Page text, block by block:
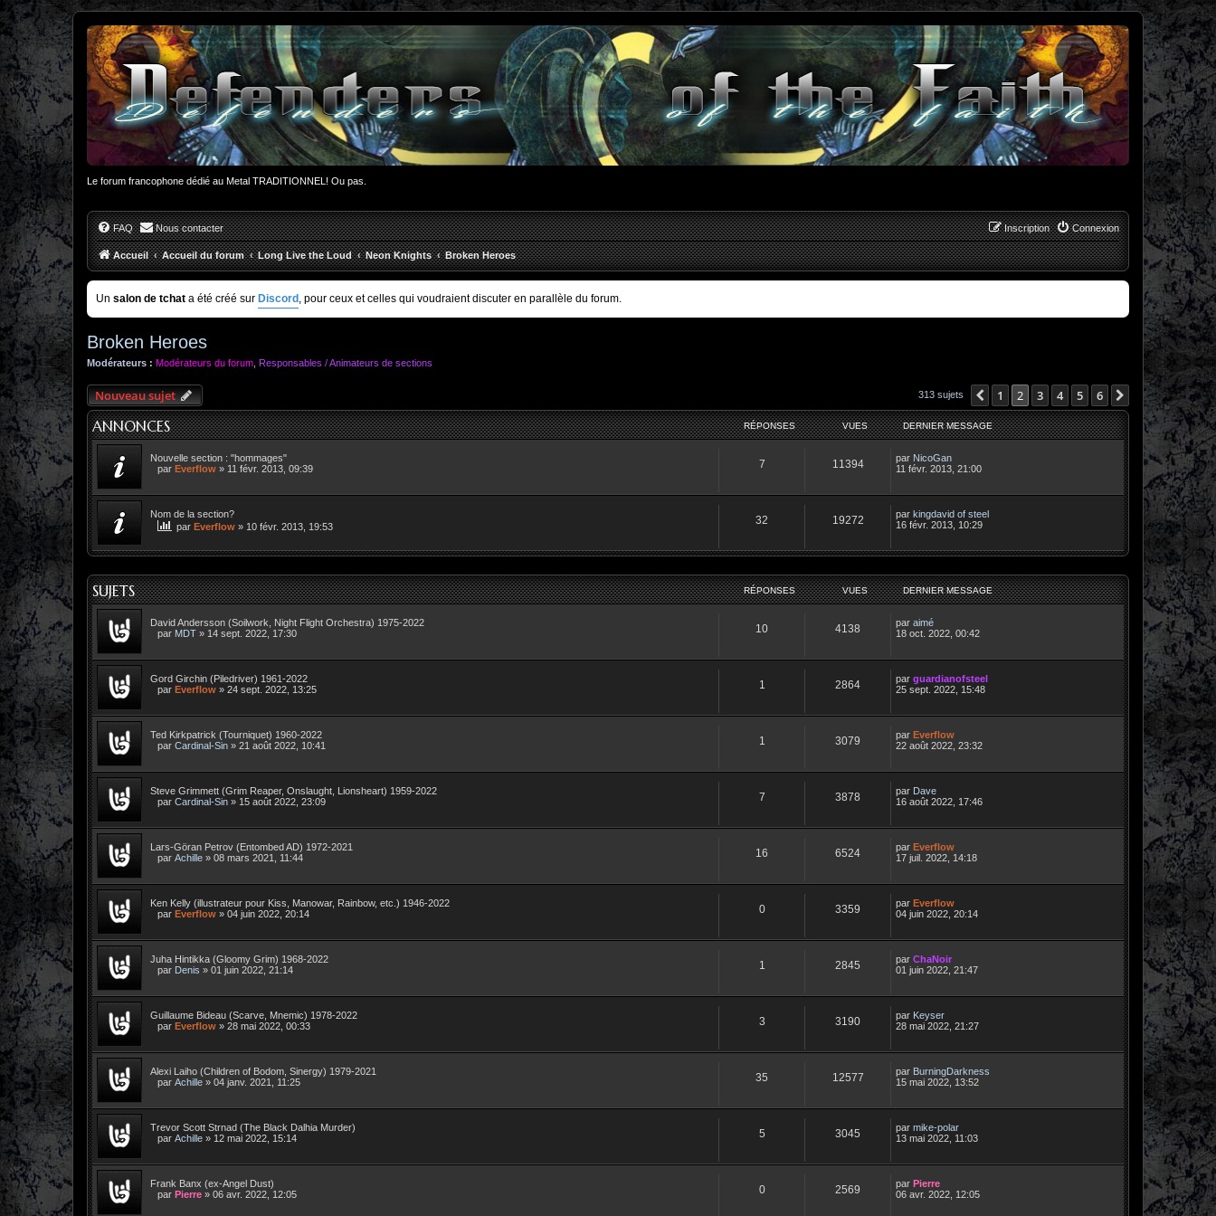
Le forum francophone dédié au Metal TRADITIONNEL! Ou pas.
FAQ Nous contacter Connexion
Inscription
Accueil Accueil du forum Long Live the Loud Neon Knights Broken Heroes
Un salon de tchat a été créé sur Discord , pour ceux et celles qui voudraient discuter en parallèle du forum.
Broken Heroes
Modérateurs : Modérateurs du forum Responsables / Animateurs de sections
Nouveau sujet 313 sujets Précédent
1 2 3 4 5 6 Suivant
ANNONCES RÉPONSES VUES DERNIER MESSAGE
Nouvelle section : "hommages"
par Everflow » 11 févr. 2013, 09:39 7 11394 par NicoGan
11 févr. 2013, 21:00
Nom de la section?
par Everflow » 10 févr. 2013, 19:53 32 19272 par kingdavid of steel
16 févr. 2013, 10:29
SUJETS RÉPONSES VUES DERNIER MESSAGE
David Andersson (Soilwork, Night Flight Orchestra) 1975-2022
par MDT » 14 sept. 2022, 17:30 10 4138 par aimé
18 oct. 2022, 00:42
Gord Girchin (Piledriver) 1961-2022
par Everflow » 24 sept. 2022, 13:25 1 2864 par guardianofsteel
25 sept. 2022, 15:48
Ted Kirkpatrick (Tourniquet) 1960-2022
par Cardinal-Sin » 21 août 2022, 10:41 1 3079 par Everflow
22 août 2022, 23:32
Steve Grimmett (Grim Reaper, Onslaught, Lionsheart) 1959-2022
par Cardinal-Sin » 15 août 2022, 23:09 7 3878 par Dave
16 août 2022, 17:46
Lars-Göran Petrov (Entombed AD) 1972-2021
par Achille » 08 mars 2021, 11:44 16 6524 par Everflow
17 juil. 2022, 14:18
Ken Kelly (illustrateur pour Kiss, Manowar, Rainbow, etc.) 1946-2022
par Everflow » 04 juin 2022, 20:14 0 3359 par Everflow
04 juin 2022, 20:14
Juha Hintikka (Gloomy Grim) 1968-2022
par Denis » 01 juin 2022, 21:14 1 2845 par ChaNoir
01 juin 2022, 21:47
Guillaume Bideau (Scarve, Mnemic) 1978-2022
par Everflow » 28 mai 2022, 00:33 3 3190 par Keyser
28 mai 2022, 21:27
Alexi Laiho (Children of Bodom, Sinergy) 1979-2021
par Achille » 04 janv. 2021, 11:25 35 12577 par BurningDarkness
15 mai 2022, 13:52
Trevor Scott Strnad (The Black Dalhia Murder)
par Achille » 12 mai 2022, 15:14 5 3045 par mike-polar
13 mai 2022, 11:03
Frank Banx (ex-Angel Dust)
par Pierre » 06 avr. 2022, 12:05 0 2569 par Pierre
06 avr. 2022, 12:05